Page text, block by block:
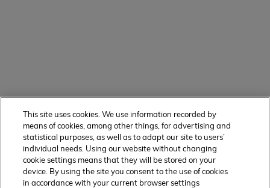
This site uses cookies. We use information recorded by
means of cookies, among other things, for advertising and
statistical purposes, as well as to adapt our site to users’
individual needs. Using our website without changing
cookie settings means that they will be stored on your
device. By using the site you consent to the use of cookies
in accordance with your current browser settings